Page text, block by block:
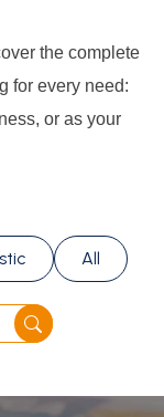
the complete
for every need:
or as your
All